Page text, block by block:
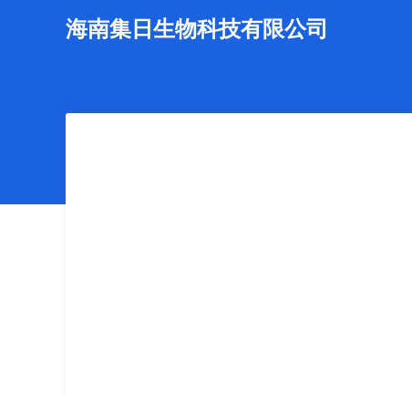
海南集日生物科技有限公司